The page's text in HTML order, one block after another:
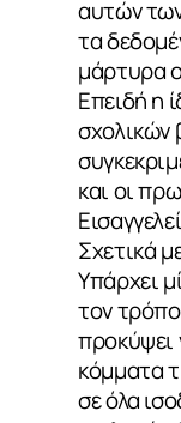
ΝΕΑ
αυτών
τα
μάρτυρα
Επειδή η
σχολικών
και οι
Σχετικά
Υπάρχει
τον τρόπο
προκύψει
κόμματα
σε όλα